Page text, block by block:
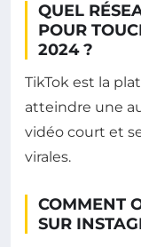
QUEL
POUR
2024 ?
TikTok est la
atteindre une
vidéo court et
virales.
COMMENT
SUR